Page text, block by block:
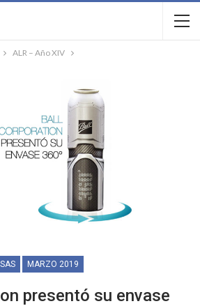
ALR – Año XIV
MARZO 2019
presentó su envase